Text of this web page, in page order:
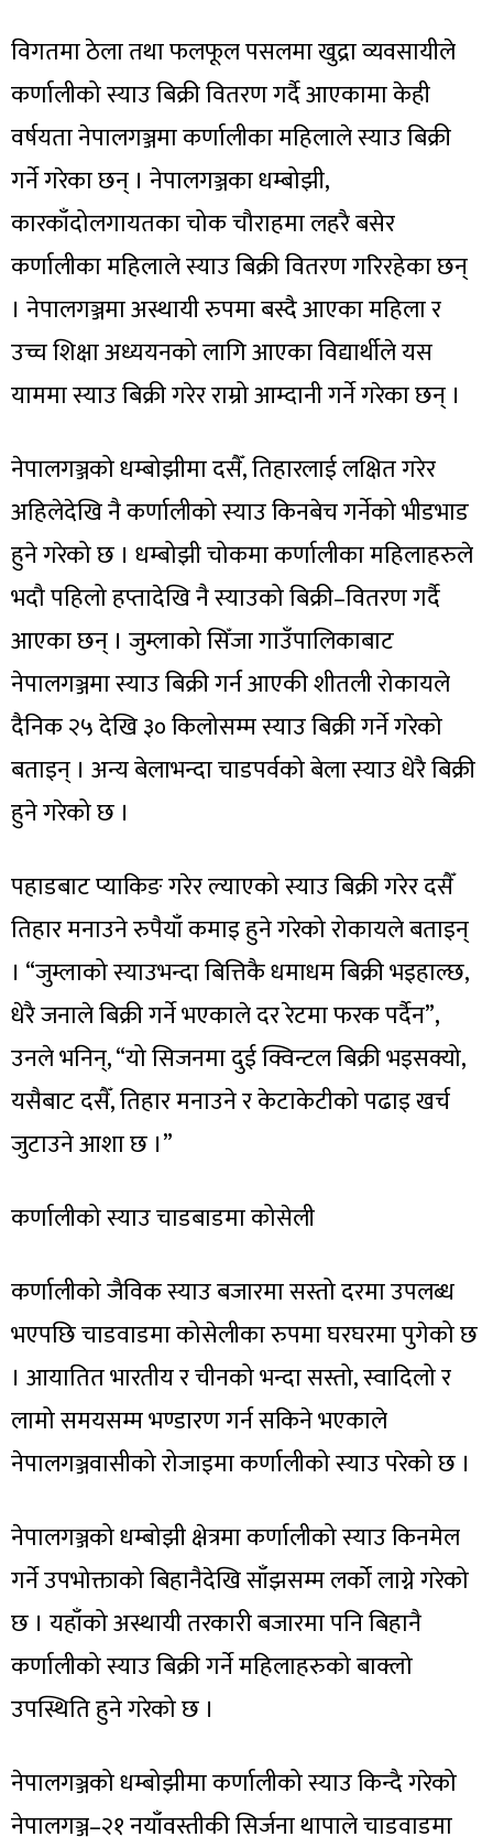
विगतमा ठेला तथा फलफूल पसलमा खुद्रा व्यवसायीले
कर्णालीको स्याउ बिक्री वितरण गर्दै आएकामा केही
वर्षयता नेपालगञ्जमा कर्णालीका महिलाले स्याउ बिक्री
गर्ने गरेका छन् । नेपालगञ्जका धम्बोझी,
कारकाँदोलगायतका चोक चौराहमा लहरै बसेर
कर्णालीका महिलाले स्याउ बिक्री वितरण गरिरहेका छन्
। नेपालगञ्जमा अस्थायी रुपमा बस्दै आएका महिला र
उच्च शिक्षा अध्ययनको लागि आएका विद्यार्थीले यस
याममा स्याउ बिक्री गरेर राम्रो आम्दानी गर्ने गरेका छन् ।
नेपालगञ्जको धम्बोझीमा दसैँ, तिहारलाई लक्षित गरेर
अहिलेदेखि नै कर्णालीको स्याउ किनबेच गर्नेको भीडभाड
हुने गरेको छ । धम्बोझी चोकमा कर्णालीका महिलाहरुले
भदौ पहिलो हप्तादेखि नै स्याउको बिक्री–वितरण गर्दै
आएका छन् । जुम्लाको सिँजा गाउँपालिकाबाट
नेपालगञ्जमा स्याउ बिक्री गर्न आएकी शीतली रोकायले
दैनिक २५ देखि ३० किलोसम्म स्याउ बिक्री गर्ने गरेको
बताइन् । अन्य बेलाभन्दा चाडपर्वको बेला स्याउ धेरै बिक्री
हुने गरेको छ ।
पहाडबाट प्याकिङ गरेर ल्याएको स्याउ बिक्री गरेर दसैँ
तिहार मनाउने रुपैयाँ कमाइ हुने गरेको रोकायले बताइन्
। “जुम्लाको स्याउभन्दा बित्तिकै धमाधम बिक्री भइहाल्छ,
धेरै जनाले बिक्री गर्ने भएकाले दर रेटमा फरक पर्दैन”,
उनले भनिन्, “यो सिजनमा दुई क्विन्टल बिक्री भइसक्यो,
यसैबाट दसैँ, तिहार मनाउने र केटाकेटीको पढाइ खर्च
जुटाउने आशा छ ।”
कर्णालीको स्याउ चाडबाडमा कोसेली
कर्णालीको जैविक स्याउ बजारमा सस्तो दरमा उपलब्ध
भएपछि चाडवाडमा कोसेलीका रुपमा घरघरमा पुगेको छ
। आयातित भारतीय र चीनको भन्दा सस्तो, स्वादिलो र
लामो समयसम्म भण्डारण गर्न सकिने भएकाले
नेपालगञ्जवासीको रोजाइमा कर्णालीको स्याउ परेको छ ।
नेपालगञ्जको धम्बोझी क्षेत्रमा कर्णालीको स्याउ किनमेल
गर्ने उपभोक्ताको बिहानैदेखि साँझसम्म लर्को लाग्ने गरेको
छ । यहाँको अस्थायी तरकारी बजारमा पनि बिहानै
कर्णालीको स्याउ बिक्री गर्ने महिलाहरुको बाक्लो
उपस्थिति हुने गरेको छ ।
नेपालगञ्जको धम्बोझीमा कर्णालीको स्याउ किन्दै गरेको
नेपालगञ्ज–२१ नयाँवस्तीकी सिर्जना थापाले चाडवाडमा